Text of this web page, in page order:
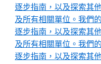
逐步指南，以及探索其
及所有相關單位。我們
逐步指南，以及探索其
及所有相關單位。我們
逐步指南，以及探索其